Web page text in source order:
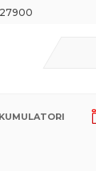
PLATNIM